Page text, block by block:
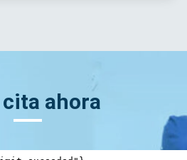
ahora